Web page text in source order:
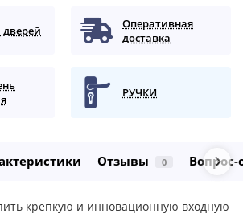
дверей
Оперативная
доставка
РУЧКИ
Отзывы 0 Вопрос-
крепкую и инновационную входную